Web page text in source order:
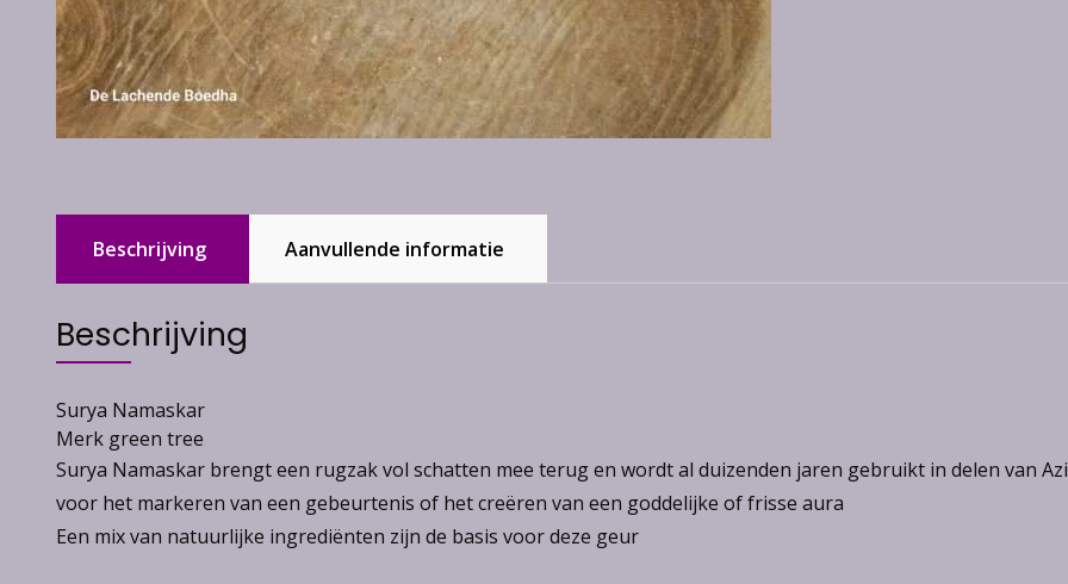
Beschrijving Aanvullende informatie
Beschrijving
Surya Namaskar
Merk green tree
Surya Namaskar brengt een rugzak vol schatten mee terug en wordt al duizenden jaren gebruikt in delen van
voor het markeren van een gebeurtenis of het creëren van een goddelijke of frisse aura
Een mix van natuurlijke ingrediënten zijn de basis voor deze geur